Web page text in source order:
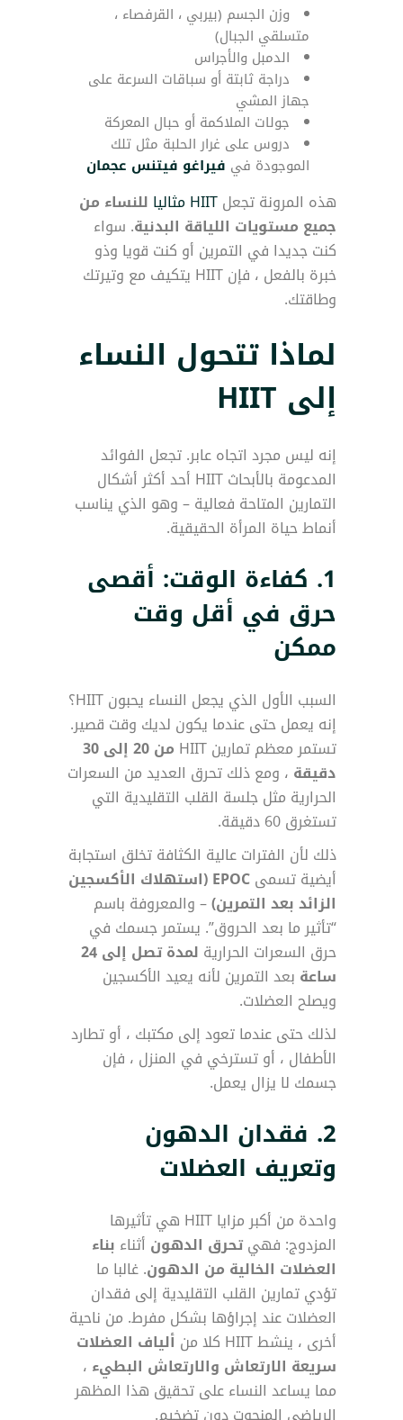
وزن الجسم (بيربي ، القرفصاء ،
متسلقي الجبال)
الدمبل والأجراس
دراجة ثابتة أو سباقات السرعة على
جهاز المشي
جولات الملاكمة أو حبال المعركة
دروس على غرار الحلبة مثل تلك
الموجودة في فيراغو فيتنس عجمان
هذه المرونة تجعلHIIT مثاليا
للنساء من
جميع مستويات اللياقة البدنية. سواء
كنت جديدا في التمرين أو كنت قويا وذو
خبرة بالفعل ، فإن HIIT يتكيف مع وتيرتك
وطاقتك.
لماذا تتحول النساء
إلى HIIT
إنه ليس مجرد اتجاه عابر. تجعل الفوائد
المدعومة بالأبحاث HIIT أحد أكثر أشكال
التمارين المتاحة فعالية – وهو الذي يناسب
أنماط حياة المرأة الحقيقية.
1. كفاءة الوقت: أقصى
حرق في أقل وقت
ممكن
السبب الأول الذي يجعل النساء يحبون HIIT؟
إنه يعمل حتى عندما يكون لديك وقت قصير.
تستمر معظم تمارين HIIT
من 20 إلى 30
دقيقة ، ومع ذلك تحرق العديد من السعرات
الحرارية مثل جلسة القلب التقليدية التي
تستغرق 60 دقيقة.
ذلك لأن الفترات عالية الكثافة تخلق استجابة
أيضية تسمى
EPOC (استهلاك الأكسجين
الزائد بعد التمرين)– والمعروفة باسم
“تأثير ما بعد الحروق”. يستمر جسمك في
حرق السعرات الحرارية
لمدة تصل إلى 24
ساعة بعد التمرين لأنه يعيد الأكسجين
ويصلح العضلات.
لذلك حتى عندما تعود إلى مكتبك ، أو تطارد
الأطفال ، أو تسترخي في المنزل ، فإن
جسمك لا يزال يعمل.
2. فقدان الدهون
وتعريف العضلات
واحدة من أكبر مزايا HIIT هي تأثيرها
المزدوج: فهيتحرق الدهون أثناء بناء
العضلات الخالية من الدهون. غالبا ما
تؤدي تمارين القلب التقليدية إلى فقدان
العضلات عند إجراؤها بشكل مفرط. من ناحية
أخرى ، ينشط HIIT كلا من
ألياف العضلات
سريعة الارتعاش والارتعاش البطيء ،
مما يساعد النساء على تحقيق هذا المظهر